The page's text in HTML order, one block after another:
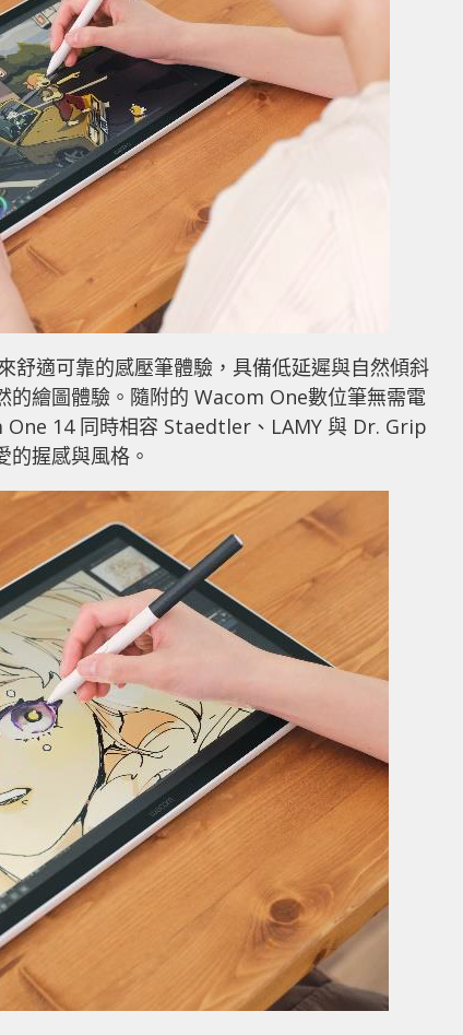
舒適可靠的感壓筆體驗，具備低延遲與自然傾斜
的繪圖體驗。隨附的 Wacom One數位筆無需電
14 同時相容 Staedtler、LAMY 與 Dr. Grip
握感與風格。